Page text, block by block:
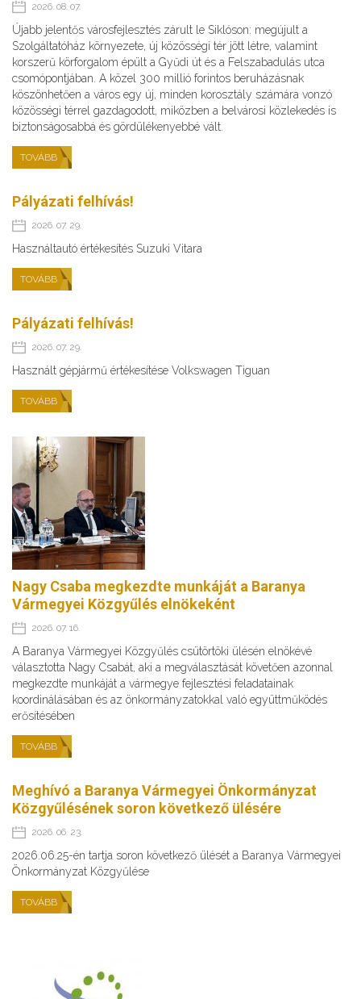
2026. 08. 07.
Újabb jelentős városfejlesztés zárult le Siklóson: megújult a
Szolgáltatóház környezete, új közösségi tér jött létre, valamint
korszerű körforgalom épült a Gyűdi út és a Felszabadulás utca
csomópontjában. A közel 300 millió forintos beruházásnak
köszönhetően a város egy új, minden korosztály számára vonzó
közösségi térrel gazdagodott, miközben a belvárosi közlekedés is
biztonságosabbá és gördülékenyebbé vált.
TOVÁBB
Pályázati felhívás!
2026. 07. 29.
Használtautó értékesítés Suzuki Vitara
TOVÁBB
Pályázati felhívás!
2026. 07. 29.
Használt gépjármű értékesítése Volkswagen Tiguan
TOVÁBB
Nagy Csaba megkezdte munkáját a Baranya
Vármegyei Közgyűlés elnökeként
2026. 07. 16.
A Baranya Vármegyei Közgyűlés csütörtöki ülésén elnökévé
választotta Nagy Csabát, aki a megválasztását követően azonnal
megkezdte munkáját a vármegye fejlesztési feladatainak
koordinálásában és az önkormányzatokkal való együttműködés
erősítésében
TOVÁBB
Meghívó a Baranya Vármegyei Önkormányzat
Közgyűlésének soron következő ülésére
2026. 06. 23.
2026.06.25-én tartja soron következő ülését a Baranya Vármegyei
Önkormányzat Közgyűlése
TOVÁBB